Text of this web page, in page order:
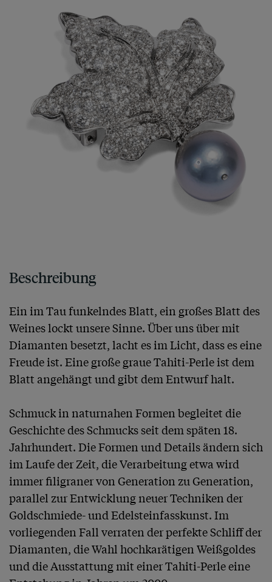
Beschreibung
Ein im Tau funkelndes Blatt, ein großes Blatt des
Weines lockt unsere Sinne. Über uns über mit
Diamanten besetzt, lacht es im Licht, dass es eine
Freude ist. Eine große graue Tahiti-Perle ist dem
Blatt angehängt und gibt dem Entwurf halt.
Schmuck in naturnahen Formen begleitet die
Geschichte des Schmucks seit dem späten 18.
Jahrhundert. Die Formen und Details ändern sich
im Laufe der Zeit, die Verarbeitung etwa wird
immer filigraner von Generation zu Generation,
parallel zur Entwicklung neuer Techniken der
Goldschmiede- und Edelsteinfasskunst. Im
vorliegenden Fall verraten der perfekte Schliff der
Diamanten, die Wahl hochkarätigen Weißgoldes
und die Ausstattung mit einer Tahiti-Perle eine